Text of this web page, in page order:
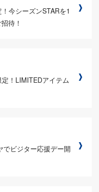
今シーズンSTARを1
待！
定！LIMITEDアイテム
ビジター応援デー開